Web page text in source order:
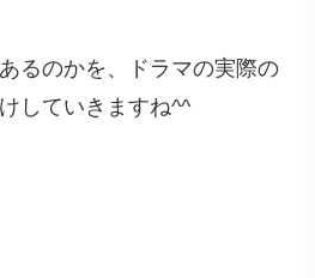
るのかを、ドラマの実際の
していきますね^^